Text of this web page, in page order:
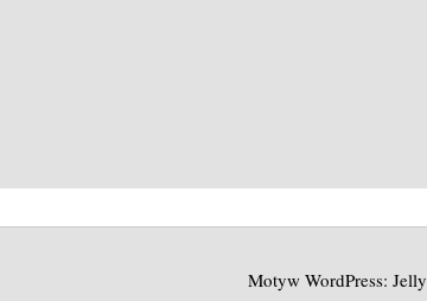
Motyw WordPress: Jelly